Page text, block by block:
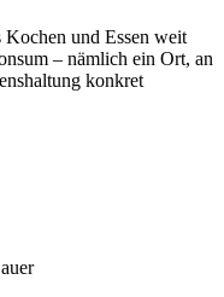
und Essen weit
– nämlich ein Ort, an
konkret